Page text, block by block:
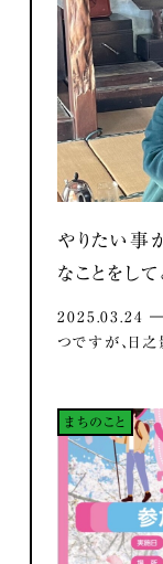
やりたい事
なことをし
2025.03.24 ―
つですが、日
まちのこと